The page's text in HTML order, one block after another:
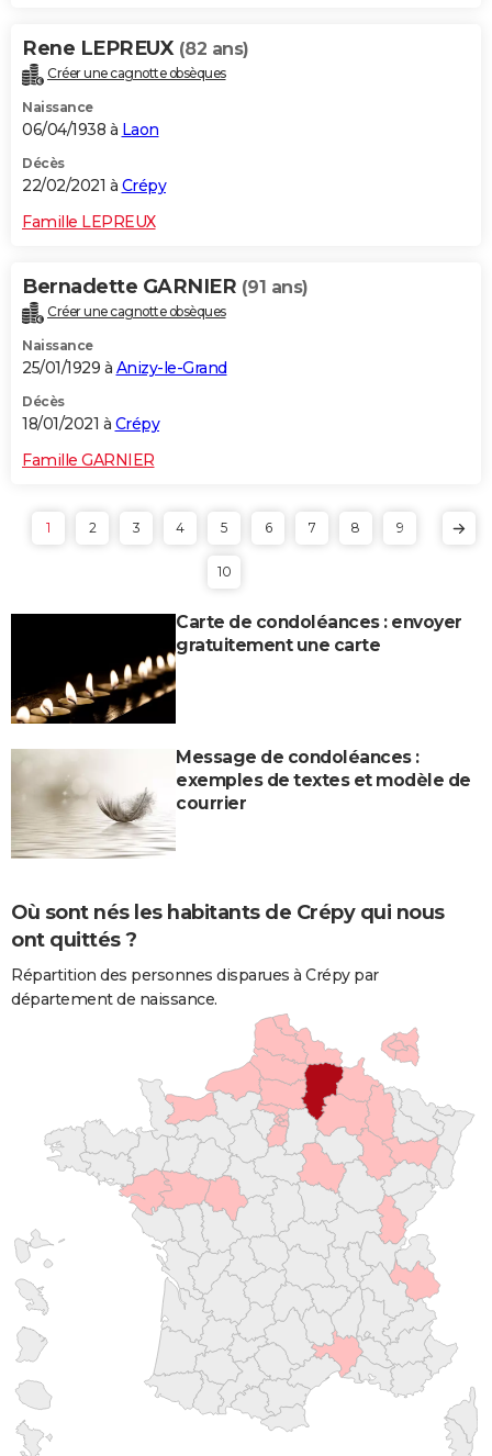
Rene LEPREUX (82 ans)
Créer une cagnotte obsèques
Naissance
06/04/1938 à Laon
Décès
22/02/2021 à Crépy
Famille LEPREUX
Bernadette GARNIER (91 ans)
Créer une cagnotte obsèques
Naissance
25/01/1929 à Anizy-le-Grand
Décès
18/01/2021 à Crépy
Famille GARNIER
1 2 3 4 5 6 7 8 9
10
Carte de condoléances : envoyer
gratuitement une carte
Message de condoléances :
exemples de textes et modèle de
courrier
Où sont nés les habitants de Crépy qui nous
ont quittés ?
Répartition des personnes disparues à Crépy par
département de naissance.